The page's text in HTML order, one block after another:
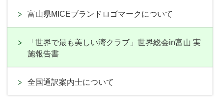
富山県MICEブランドロゴマークについて
「世界で最も美しい湾クラブ」世界総会in富山 実
施報告書
全国通訳案内士について